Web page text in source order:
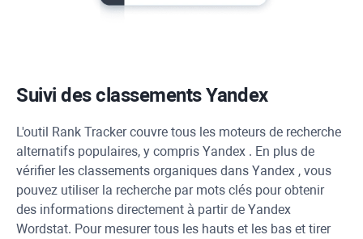
Suivi des classementsYandex
L'outil Rank Trackercouvre tous les moteurs de recherche
alternatifs populaires, y compris Yandex . En plus de
vérifier les classements organiques dans Yandex , vous
pouvez utiliser la recherche par mots clés pour obtenir
des informations directement à partir de Yandex
Wordstat. Pour mesurer tous les hauts et les bas et tirer